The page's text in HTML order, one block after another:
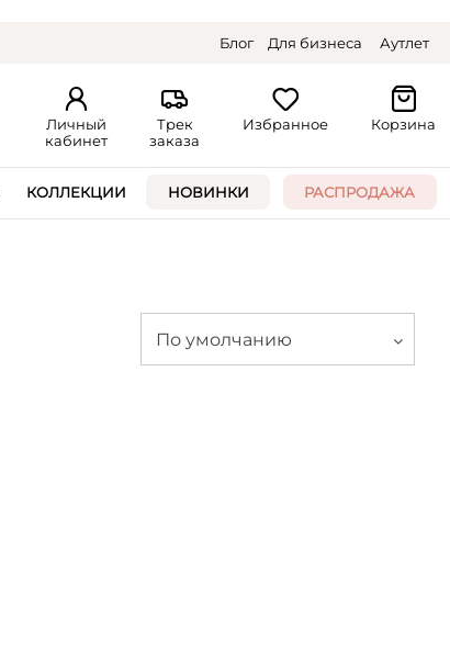
Блог Для бизнеса Аутлет
Личный
кабинет
Трек
заказа
Избранное Корзина
КОЛЛЕКЦИИ НОВИНКИ РАСПРОДАЖА
По умолчанию